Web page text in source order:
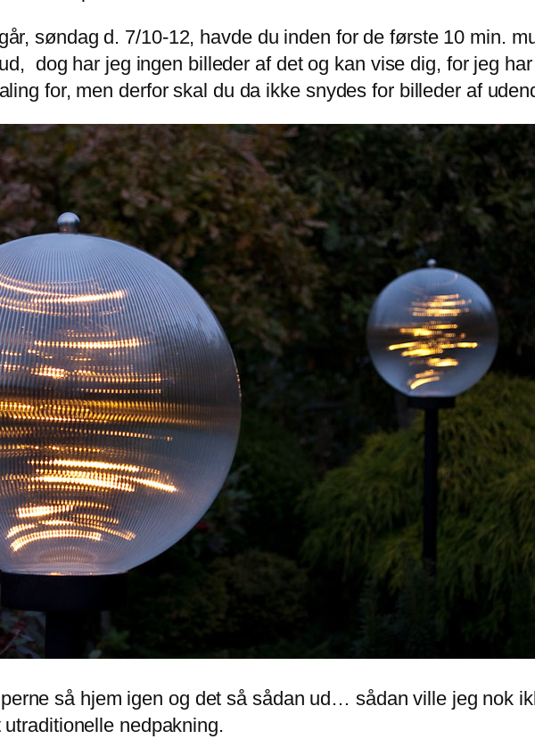
søndag d. 7/10-12, havde du inden for de første 10 min.
dog har jeg ingen billeder af det og kan vise dig, for jeg
for, men derfor skal du da ikke snydes for billeder af
så hjem igen og det så sådan ud… sådan ville jeg nok
nedpakning.